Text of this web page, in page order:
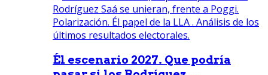
Él escenario 2027. Que podría